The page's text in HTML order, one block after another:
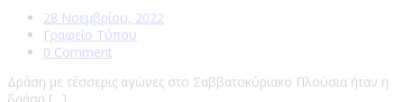
28 Νοεμβρίου, 2022
Γραφείο Τύπου
0 Comment
Δράση με τέσσερις αγώνες στο Σαββατοκύριακο Πλούσια ήταν η